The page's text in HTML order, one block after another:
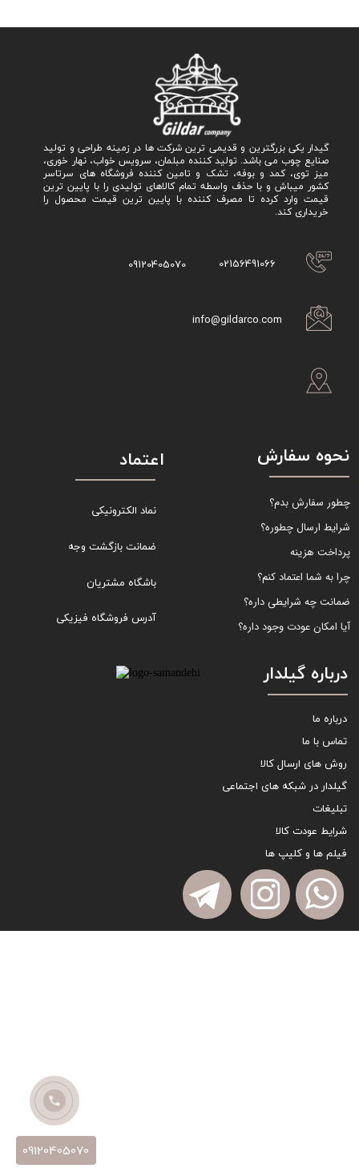
گیدار یکی بزرگترین و قدیمی ترین شرکت ها در زمینه طراحی و تولید
صنایع چوب می باشد. تولید کننده مبلمان، سرویس خواب، نهار خوری،
میز توی، کمد و بوفه، تشک و تامین کننده فروشگاه های سرتاسر
کشور میباش و با حذف واسطه تمام کالاهای تولیدی را با پایین ترین
قیمت وارد کرده تا مصرف کننده با پایین ترین قیمت محصول را
خریداری کند.
02156491066
09120405070
info@gildarco.com
نحوه سفارش
چطور سفارش بدم؟
شرایط ارسال چطوره؟
پرداخت هزینه
چرا به شما اعتماد کنم؟
ضمانت چه شرایطی داره؟
آیا امکان عودت وجود داره؟
اعتماد
نماد الکترونیکی
ضمانت بازگشت وجه
باشگاه مشتریان
آدرس فروشگاه فیزیکی
درباره گیلدار
درباره ما
تماس با ما
روش های ارسال کالا
گیلدار در شبکه های اجتماعی
تبلیغات
شرایط عودت کالا
فیلم ها و کلیپ ها
09120405070